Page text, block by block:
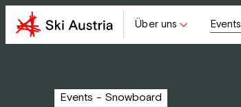
Über uns Events
Events Snowboard